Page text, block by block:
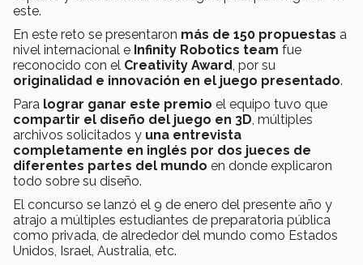
este.
En este reto se presentaron más de 150 propuestas a
nivel internacional e Infinity Robotics team fue
reconocido con el Creativity Award , por su
originalidad e innovación en el juego presentado.
Para lograr ganar este premio el equipo tuvo que
compartir el diseño del juego en 3D , múltiples
archivos solicitados y una entrevista
completamente en inglés por dos jueces de
diferentes partes del mundo en donde explicaron
todo sobre su diseño.
El concurso se lanzó el 9 de enero del presente año y
atrajo a múltiples estudiantes de preparatoria pública
como privada, de alrededor del mundo como Estados
Unidos, Israel, Australia, etc.